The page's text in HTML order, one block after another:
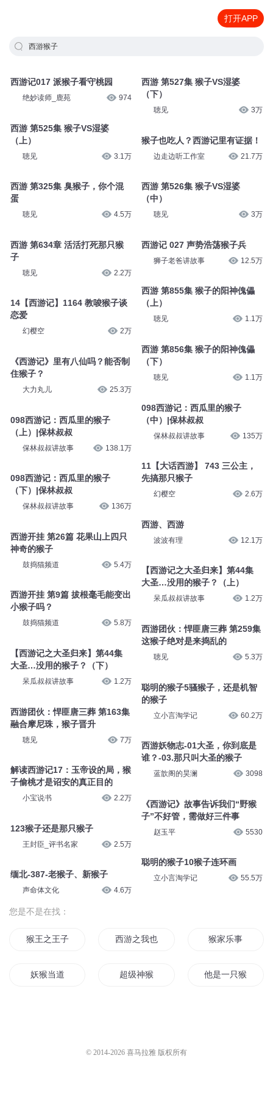
打开APP
西游猴子
西游记017 派猴子看守桃园
绝妙读师_鹿苑 974
西游 第525集 猴子VS湿婆
（上）
聴见 3.1万
西游 第325集 臭猴子，你个混
蛋
聴见 4.5万
西游 第634章 活活打死那只猴
子
聴见 2.2万
14【西游记】1164 教唆猴子谈
恋爱
幻樱空 2万
《西游记》里有八仙吗？能否制
住猴子？
大力丸儿 25.3万
098西游记：西瓜里的猴子
（上）|保林叔叔
保林叔叔讲故事 138.1万
098西游记：西瓜里的猴子
（下）|保林叔叔
保林叔叔讲故事 136万
西游开挂 第26篇 花果山上四只
神奇的猴子
鼓捣猫频道 5.4万
西游开挂 第9篇 拔根毫毛能变出
小猴子吗？
鼓捣猫频道 5.8万
【西游记之大圣归来】第44集
大圣…没用的猴子？（下）
呆瓜叔叔讲故事 1.2万
西游团伙：悍匪唐三葬 第163集
融合摩尼珠，猴子晋升
聴见 7万
解读西游记17：玉帝设的局，猴
子偷桃才是诏安的真正目的
小宝说书 2.2万
123猴子还是那只猴子
王封臣_评书名家 2.5万
缅北-387-老猴子、新猴子
声命体文化 4.6万
西游 第527集 猴子VS湿婆
（下）
聴见 3万
猴子也吃人？西游记里有证据！
边走边听工作室 21.7万
西游 第526集 猴子VS湿婆
（中）
聴见 3万
西游记 027 声势浩荡猴子兵
狮子老爸讲故事 12.5万
西游 第855集 猴子的阳神傀儡
（上）
聴见 1.1万
西游 第856集 猴子的阳神傀儡
（下）
聴见 1.1万
098西游记：西瓜里的猴子
（中）|保林叔叔
保林叔叔讲故事 135万
11【大话西游】 743 三公主，
先搞那只猴子
幻樱空 2.6万
西游、西游
波波有理 12.1万
【西游记之大圣归来】第44集
大圣…没用的猴子？（上）
呆瓜叔叔讲故事 1.2万
西游团伙：悍匪唐三葬 第259集
这猴子绝对是来捣乱的
聴见 5.3万
聪明的猴子5骚猴子，还是机智
的猴子
立小言淘学记 60.2万
西游妖物志-01大圣，你到底是
谁？-03.那只叫大圣的猴子
蓝歆阁的昊澜 3098
《西游记》故事告诉我们“野猴
子”不好管，需做好三件事
赵玉平 5530
聪明的猴子10猴子连环画
立小言淘学记 55.5万
您是不是在找：
猴王之王子归来 西游之我也是猴王 猴家乐事
妖猴当道 超级神猴 他是一只猴子
© 2014-2026 喜马拉雅 版权所有